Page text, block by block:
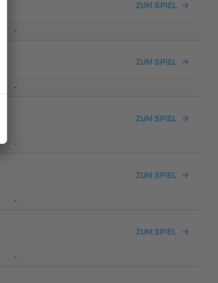
ZUM SPIEL
-
ZUM SPIEL
-
ZUM SPIEL
-
ZUM SPIEL
-
ZUM SPIEL
-